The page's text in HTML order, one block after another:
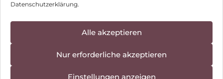
Datenschutzerklärung.
Alle akzeptieren
Nur erforderliche akzeptieren
Einstellungen anzeigen
Hinweis zur Batterieentsorgung